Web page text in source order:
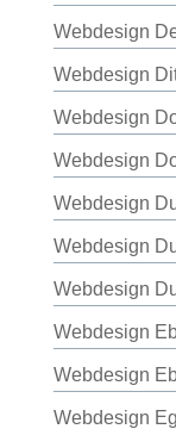
Webdesign
Webdesign
Webdesign
Webdesign
Webdesign
Webdesign
Webdesign
Webdesign
Webdesign
Webdesign